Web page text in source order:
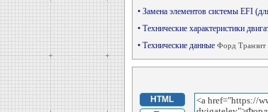
• Замена элементов системы EFI
• Технические характеристики
• Технические данные Форд Транзит
HTML